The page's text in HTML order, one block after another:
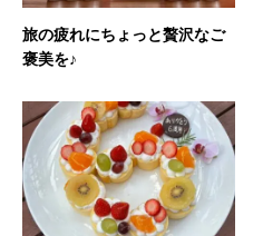
旅の疲れにちょっと贅沢なご
褒美を♪